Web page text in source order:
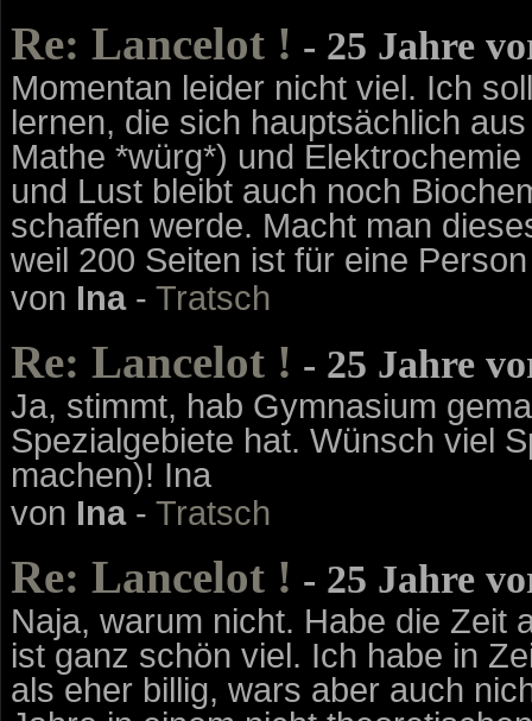
Re: Lancelot ! - 25 Jahre
Momentan leider nicht viel. Ich
lernen, die sich hauptsächlich
Mathe *würg*) und
und Lust bleibt auch noch
schaffen werde. Macht man
weil 200 Seiten ist für eine
von Ina- Tratsch
Re: Lancelot ! - 25 Jahre
Ja, stimmt, hab Gymnasium
Spezialgebiete hat. Wünsch viel
machen)! Ina
von Ina- Tratsch
Re: Lancelot ! - 25 Jahre
Naja, warum nicht. Habe die Zeit
ist ganz schön viel. Ich habe in
als eher billig, wars aber auch